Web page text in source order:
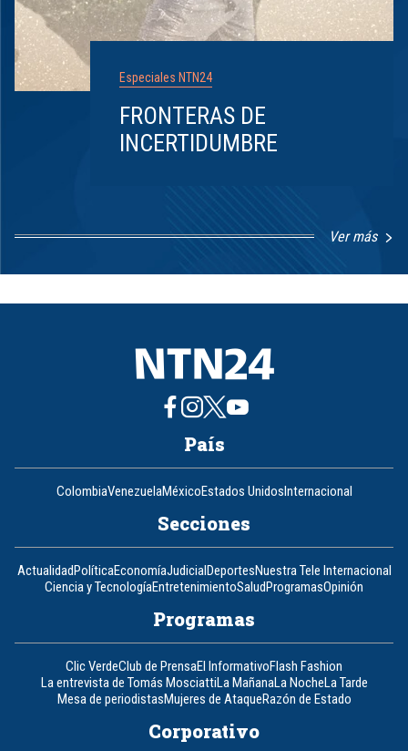
Especiales NTN24
FRONTERAS DE
INCERTIDUMBRE
Ver más
8
País
ColombiaVenezuelaMéxicoEstados UnidosInternacional
Secciones
ActualidadPolíticaEconomíaJudicialDeportesNuestra Tele Internacional
Ciencia y TecnologíaEntretenimientoSaludProgramasOpinión
Programas
Clic VerdeClub de PrensaEl InformativoFlash Fashion
La entrevista de Tomás MosciattiLa MañanaLa NocheLa Tarde
Mesa de periodistasMujeres de AtaqueRazón de Estado
Corporativo